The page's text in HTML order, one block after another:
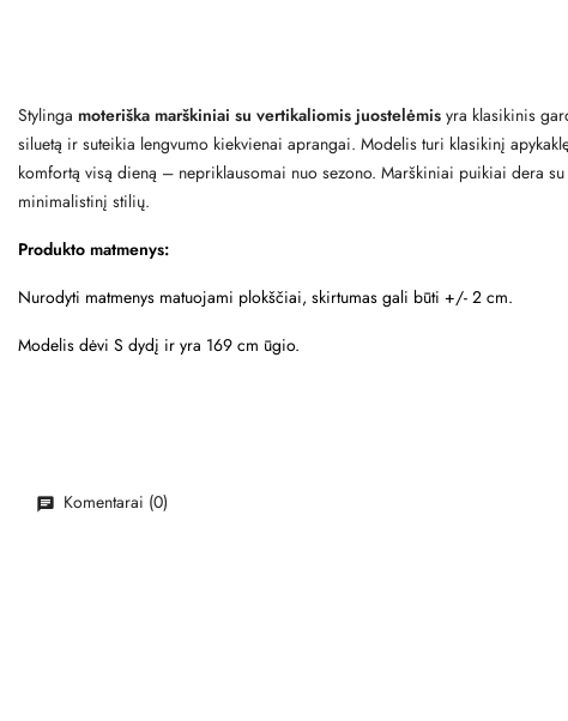
Stylinga moteriška marškiniai su vertikaliomis juostelėmis yra klasikinis
siluetą ir suteikia lengvumo kiekvienai aprangai. Modelis turi klasikinį
komfortą visą dieną – nepriklausomai nuo sezono. Marškiniai puikiai dera
minimalistinį stilių.
Produkto matmenys:
Nurodyti matmenys matuojami plokščiai, skirtumas gali būti +/- 2 cm.
Modelis dėvi S dydį ir yra 169 cm ūgio.
Komentarai (0)